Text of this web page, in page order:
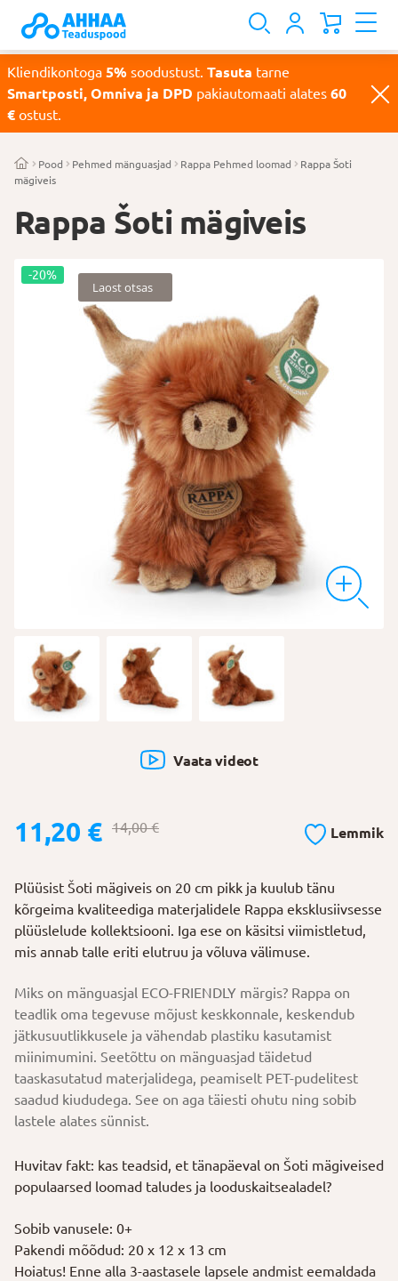
Kliendikontoga 5% soodustust. Tasuta tarne
Smartposti, Omniva ja DPD pakiautomaati alates 60
€ ostust.
Pood Pehmed mänguasjad Rappa Pehmed loomad
Rappa Šoti
mägiveis
Rappa Šoti mägiveis
-20%
Laost otsas
Vaata videot
14,00€
Algne
hind
14,00 €.
11,20 €
Praegune
hind
11,20 €.
Lemmik
Plüüsist Šoti mägiveis on 20 cm pikk ja kuulub tänu
kõrgeima kvaliteediga materjalidele Rappa eksklusiivsesse
plüüslelude kollektsiooni. Iga ese on käsitsi viimistletud,
mis annab talle eriti elutruu ja võluva välimuse.
Miks on mänguasjal ECO-FRIENDLY märgis? Rappa on
teadlik oma tegevuse mõjust keskkonnale, keskendub
jätkusuutlikkusele ja vähendab plastiku kasutamist
miinimumini. Seetõttu on mänguasjad täidetud
taaskasutatud materjalidega, peamiselt PET-pudelitest
saadud kiududega. See on aga täiesti ohutu ning sobib
lastele alates sünnist.
Huvitav fakt: kas teadsid, et tänapäeval on Šoti mägiveised
populaarsed loomad taludes ja looduskaitsealadel?
Sobib vanusele: 0+
Pakendi mõõdud: 20 x 12 x 13 cm
Hoiatus! Enne alla 3-aastasele lapsele andmist eemaldada